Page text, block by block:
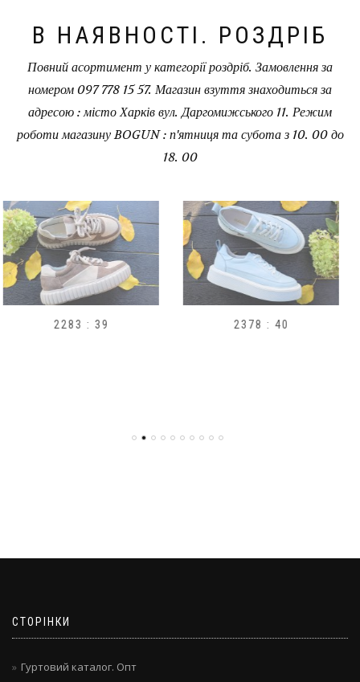
В НАЯВНОСТІ. РОЗДРІБ
Повний асортимент у категорії роздріб. Замовлення за
номером 097 778 15 57. Магазин взуття знаходиться за
адресою : місто Харків вул. Даргомижського 11. Режим
роботи магазину BOGUN : п'ятниця та субота з 10. 00 до
18. 00
2378 : 40 H1
СТОРІНКИ
Гуртовий каталог. Опт